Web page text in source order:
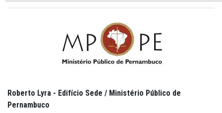
Roberto Lyra - Edifício Sede / Ministério Público de
Pernambuco